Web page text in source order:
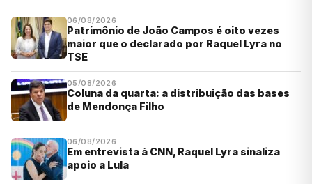
06/08/2026
Patrimônio de João Campos é oito vezes
maior que o declarado por Raquel Lyra no
TSE
05/08/2026
Coluna da quarta: a distribuição das bases
de Mendonça Filho
06/08/2026
Em entrevista à CNN, Raquel Lyra sinaliza
apoio a Lula